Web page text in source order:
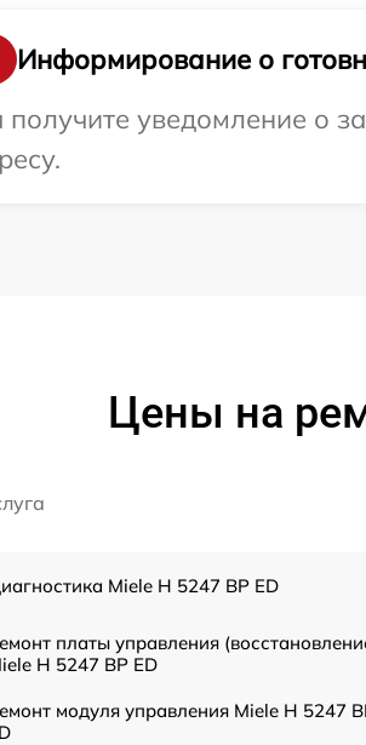
Информирование о
уведомление о
Цены на
Miele H 5247 BP ED
платы управления
H 5247 BP ED
модуля управления Miele H 5247